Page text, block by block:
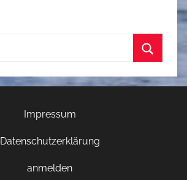
Impressum
Datenschutzerklärung
anmelden